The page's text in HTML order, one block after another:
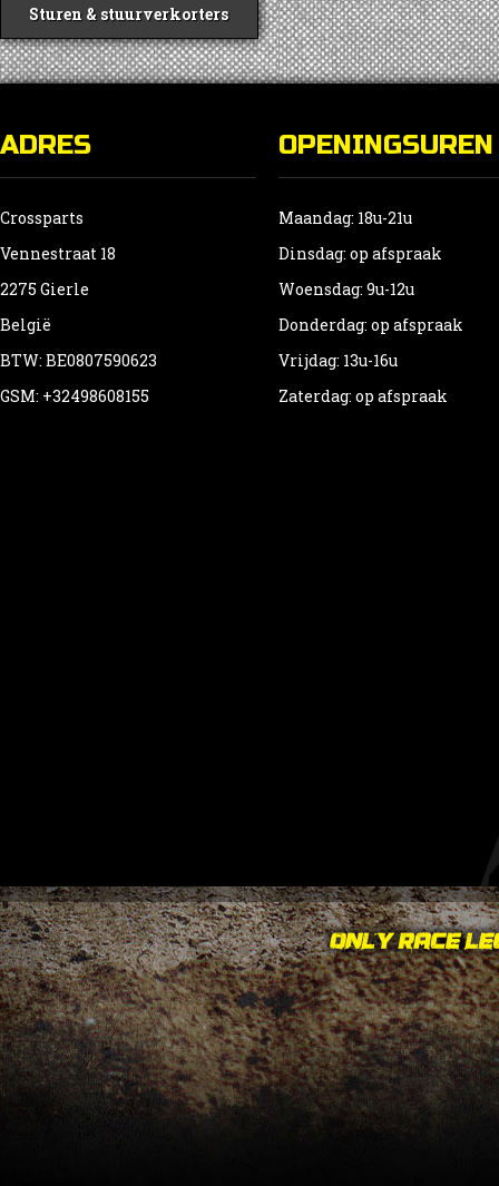
Sturen & stuurverkorters
ADRES
Crossparts
Vennestraat 18
2275 Gierle
België
BTW: BE0807590623
GSM: +32498608155
OPENINGSUREN
Maandag: 18u-21u
Dinsdag: op afspraak
Woensdag: 9u-12u
Donderdag: op afspraak
Vrijdag: 13u-16u
Zaterdag: op afspraak